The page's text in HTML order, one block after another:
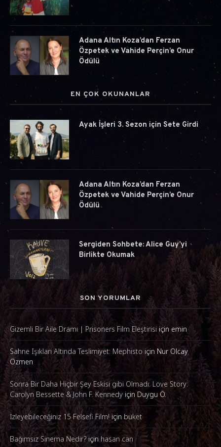
Adana Altın Koza’dan Ferzan
Özpetek ve Vahide Perçin’e Onur
Ödülü
EN ÇOK OKUNANLAR
Ayak İşleri 3. Sezon için Sete Girdi
Adana Altın Koza’dan Ferzan
Özpetek ve Vahide Perçin’e Onur
Ödülü
Sergiden Sohbete: Alice Guy’yi
Birlikte Okumak
SON YORUMLAR
Gizemli Bir Aile Dramı | Prisoners Film Eleştirisi için emin
Sahne Işıkları Altında Teslimiyet: Mephisto için Nur Olcay
Özmen
Sonra Bir Daha Hiçbir Şey Eskisi gibi Olmadı: Love Story:
Carolyn Bessette & John F. Kennedy için Duygu Ö.
İzleyebileceğiniz 15 Felsefi Film!içinbuket
Bağımsız Sinema Nedir?içinhasan can